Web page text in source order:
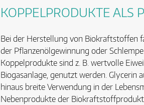
KOPPELPRODUKTE ALS
Bei der Herstellung von Biokraftstoffen
der Pflanzenölgewinnung oder
Koppelprodukte sind z. B. wertvolle
Biogasanlage, genutzt werden. Glycerin
hinaus breite Verwendung in der
Nebenprodukte der